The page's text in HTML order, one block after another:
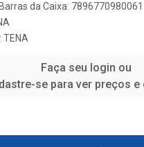
da Caixa: 7896770980061
TENA
Faça seu login ou
se para ver preços e